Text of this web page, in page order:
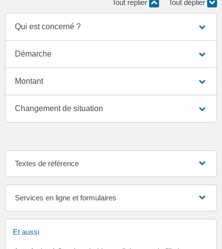
Tout replier Tout déplier
Qui est concerné ?
Démarche
Montant
Changement de situation
Textes de référence
Services en ligne et formulaires
Et aussi